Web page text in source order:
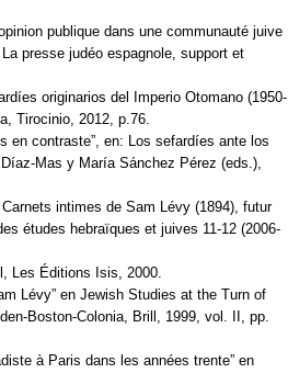
publique dans une communauté juive
presse judéo espagnole, support et
originarios del Imperio Otomano (1950-
Tirocinio, 2012, p.76.
en contraste”, en: Los sefardíes ante los
Mas y María Sánchez Pérez (eds.),
intimes de Sam Lévy (1894), futur
études hebraïques et juives 11-12 (2006-
Les Éditions Isis, 2000.
Lévy” en Jewish Studies at the Turn of
Boston-Colonia, Brill, 1999, vol. II, pp.
à Paris dans les années trente” en